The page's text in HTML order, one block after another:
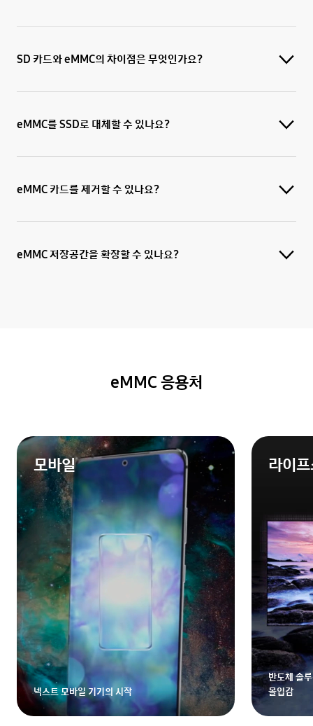
SD 카드와 eMMC의 차이점은 무엇인가요?
eMMC를 SSD로 대체할 수 있나요?
eMMC 카드를 제거할 수 있나요?
eMMC 저장공간을 확장할 수 있나요?
eMMC 응용처
모바일
넥스트 모바일 기기의 시작
라이
반도체 솔
몰입감